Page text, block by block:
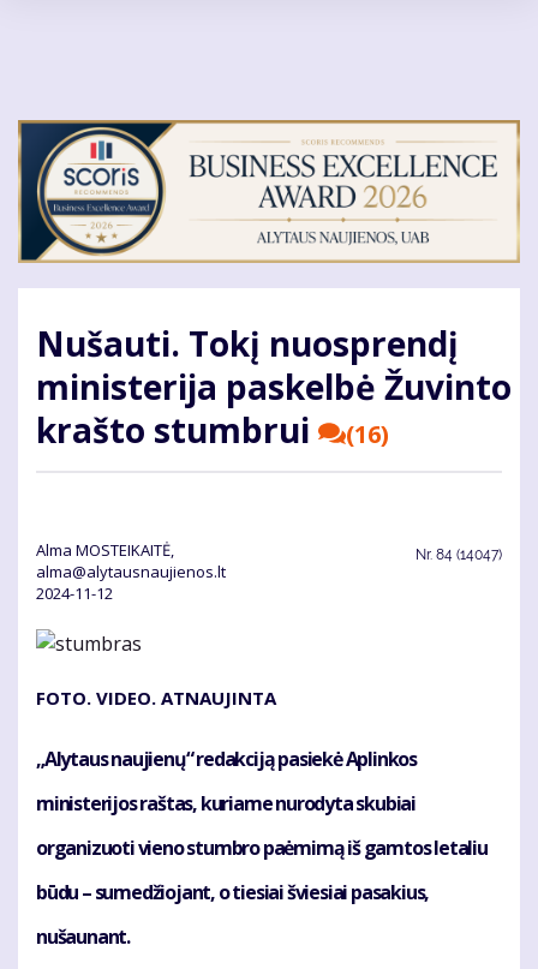
Nušauti. Tokį nuosprendį
ministerija paskelbė Žuvinto
krašto stumbrui
(16)
Alma MOSTEIKAITĖ,
alma@alytausnaujienos.lt
2024-11-12
Nr. 84 (14047)
FOTO. VIDEO. ATNAUJINTA
„Alytaus naujienų“ redakciją pasiekė Aplinkos
ministerijos raštas, kuriame nurodyta skubiai
organizuoti vieno stumbro paėmimą iš gamtos letaliu
būdu – sumedžiojant, o tiesiai šviesiai pasakius,
nušaunant.